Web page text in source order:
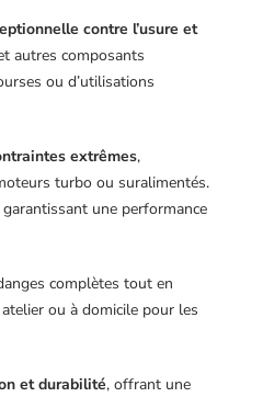
contre l’usure et
autres composants
ou d’utilisations
extrêmes,
turbo ou suralimentés.
une performance
complètes tout en
ou à domicile pour les
et durabilité, offrant une